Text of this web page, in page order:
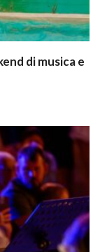
di musica e